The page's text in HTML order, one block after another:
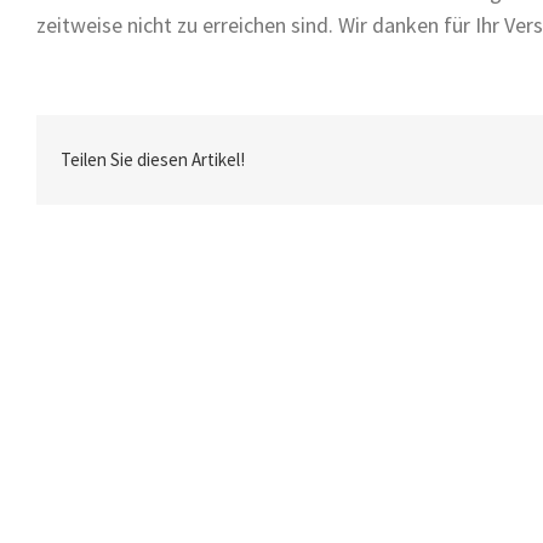
zeitweise nicht zu erreichen sind. Wir danken für Ihr
Teilen Sie diesen Artikel!